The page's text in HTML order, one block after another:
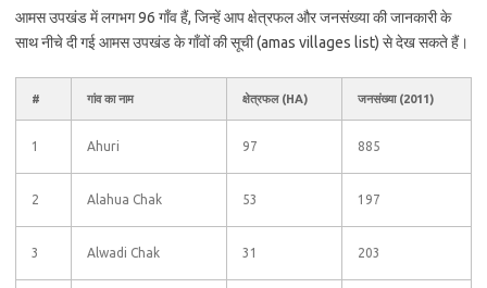
आमस उपखंड में लगभग 96 गाँव हैं, जिन्हें आप क्षेत्रफल और जनसंख्या की जानकारी के
साथ नीचे दी गई आमस उपखंड के गाँवों की सूची (amas villages list) से देख सकते हैं।
# गांव का नाम क्षेत्रफल (HA) जनसंख्या (2011)
1 Ahuri 97 885
2 Alahua Chak 53 197
3 Alwadi Chak 31 203